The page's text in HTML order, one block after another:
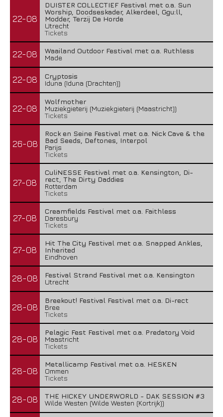
22-08
DUISTER COLLECTIEF Festival met o.a. Sun
Worship, Doodseskader, Alkerdeel, Ggu:ll,
Modder, Terzij De Horde
Utrecht
Tickets
22-08
Waailand Outdoor Festival met o.a. Ruthless
Made
22-08
Cryptosis
Iduna (Iduna (Drachten))
22-08
Wolfmother
Muziekgieterij (Muziekgieterij (Maastricht))
Tickets
26-08
Rock en Seine Festival met o.a. Nick Cave & the
Bad Seeds, Deftones, Interpol
Parijs
Tickets
27-08
CuliNESSE Festival met o.a. Kensington, Di-
rect, The Dirty Daddies
Rotterdam
Tickets
27-08
Creamfields Festival met o.a. Faithless
Daresbury
Tickets
27-08
Hit The City Festival met o.a. Snapped Ankles,
Inherited
Eindhoven
28-08
Festival Strand Festival met o.a. Kensington
Utrecht
28-08
Breekout! Festival Festival met o.a. Di-rect
Bree
Tickets
28-08
Pelagic Fest Festival met o.a. Predatory Void
Maastricht
Tickets
28-08
Metallicamp Festival met o.a. HESKEN
Ommen
Tickets
28-08
THE HICKEY UNDERWORLD - DAK SESSION #3
Wilde Westen (Wilde Westen (Kortrijk))